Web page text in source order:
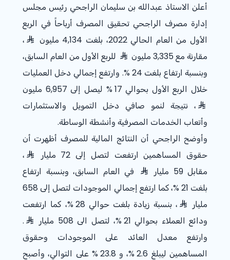
أعلن الاستاذ عبدالله بن سليمان الراجحي رئيس مجلس
إدارة مصرف الراجحي تحقيق المصرف أرباحاً في الربع
الأول من العام الحالي 2022، بلغت 4,134 مليون
،
مقارنة مع 3,335 مليون
للربع الأول من العام السابق،
وبنسبة ارتفاع بلغت % 24. وارتفع إجمالي دخل العمليات
خلال الربع الأول بحوالي % 17 ليصل إلى 6,957 مليون
، نتيجة لنمو صافي دخل التمويل والاستثمارات
وأتعاب الخدمات المصرفية وأنشطة الوساطة.
وأوضح الراجحي أن النتائج المالية للمصرف أظهرت أن
حقوق المساهمين ارتفعت لتصل إلى 72 مليار
،
مقابل 59 مليار
في العام السابق، وبنسبة ارتفاع
بلغت % 21
، كما ارتفع إجمالي الموجودات لتصل إلى 658
مليار
، بنسبة زيادة بلغت حوالي % 28، كما ارتفعت
ودائع العملاء بحوالي % 21، لتصل الى 508 مليار
.
وارتفع معدل العائد على الموجودات وحقوق
المساهمين ليبلغ % 2.6، و % 23.8 على التوالي، وأصبح